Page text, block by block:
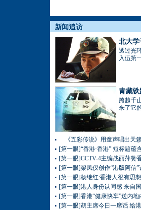
新闻追访
北大
透过光
入伍第
青藏
跨越千
来了它
《五彩传说》用童声唱出天
[第一眼]“香港·香港” 短标题蕴
[第一眼]CCTV-4主编战丽萍赞
[第一眼]梁凤仪创作“港版阿信
[第一眼]杨继红:香港人很有思
[第一眼]港人身份认同感 来自
[第一眼]香港“健康快车”送内地
[第一眼]胡主席今日一席话 给